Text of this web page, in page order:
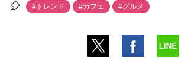
#トレンド #カフェ #グルメ